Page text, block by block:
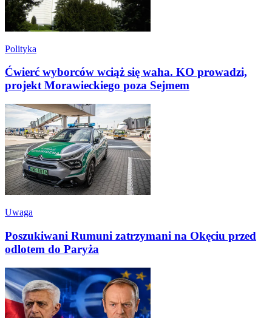
Polityka
Ćwierć wyborców wciąż się waha. KO prowadzi,
projekt Morawieckiego poza Sejmem
Uwaga
Poszukiwani Rumuni zatrzymani na Okęciu przed
odlotem do Paryża